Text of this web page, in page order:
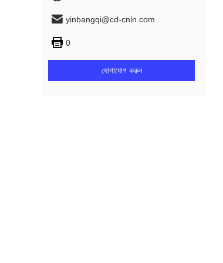
yinbangqi@cd-cnln.com
0
যোগাযোগ করুন